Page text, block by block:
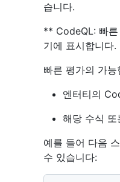
습니다.
** CodeQL: 빠
기에 표시합니다.
빠른 평가의 가
엔터티의
해당 수식 또
예를 들어 다음
수 있습니다: